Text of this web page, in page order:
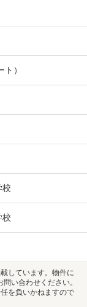
）
校
校
しています。物件に
い合わせください。
を負いかねますので